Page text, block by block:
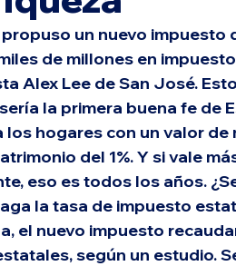
un nuevo
de millones en
Alex Lee de San José.
la primera buena fe de
los hogares con un valor
del 1%. Y si vale
eso es todos los años.
la tasa de impuesto
el nuevo impuesto
según un estudio.